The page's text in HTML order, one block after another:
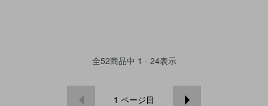
全52商品中 1 - 24表示
1 ページ目